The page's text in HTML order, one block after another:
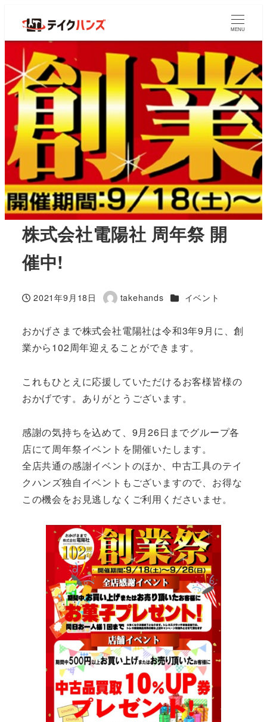
MENU
株式会社電陽社 周年祭 開
催中!
投稿日
2021年9月18日
著
takehands カテゴリー
イベント
おかげさまで株式会社電陽社は令和3年9月に、創
業から102周年迎えることができます。
これもひとえに応援していただけるお客様皆様の
おかげです。ありがとうございます。
感謝の気持ちを込めて、9月26日までグループ各
店にて周年祭イベントを開催いたします。
全店共通の感謝イベントのほか、中古工具のテイ
クハンズ独自イベントもございますので、お得な
この機会をお見逃しなくご利用くださいませ。